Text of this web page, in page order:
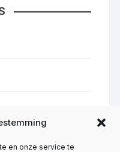
en onze service te